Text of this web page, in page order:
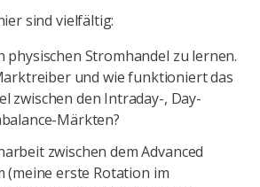
sind vielfältig:
physischen Stromhandel zu lernen.
und wie funktioniert das
zwischen den Intraday-, Day-
Märkten?
zwischen dem Advanced
(meine erste Rotation im